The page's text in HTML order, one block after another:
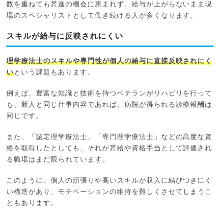
数を重ねても昇進の機会に恵まれず、給与が上がらないまま現
場のスペシャリストとして働き続ける人が多くなります。
スキルが給与に反映されにくい
理学療法士のスキルや専門性が個人の給与に直接反映されにく
いという課題もあります。
例えば、豊富な知識と技術を持つベテランがリハビリを行って
も、新人と同じ仕事内容であれば、病院が得られる診療報酬は
同じです。
また、「認定理学療法士」「専門理学療法士」などの高度な資
格を取得したとしても、それが昇給や資格手当として評価され
る職場はまだ限られています。
このように、個人の頑張りや高いスキルが収入に結びつきにく
い構造があり、モチベーションの維持を難しくさせてしまうこ
ともあります。